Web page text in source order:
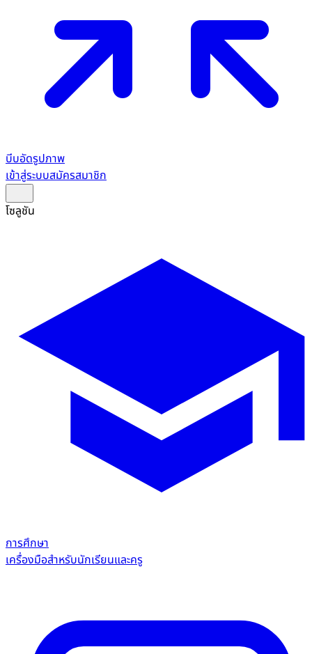
บีบอัดรูปภาพ
เข้าสู่ระบบสมัครสมาชิก
โซลูชัน
การศึกษา
เครื่องมือสำหรับนักเรียนและครู